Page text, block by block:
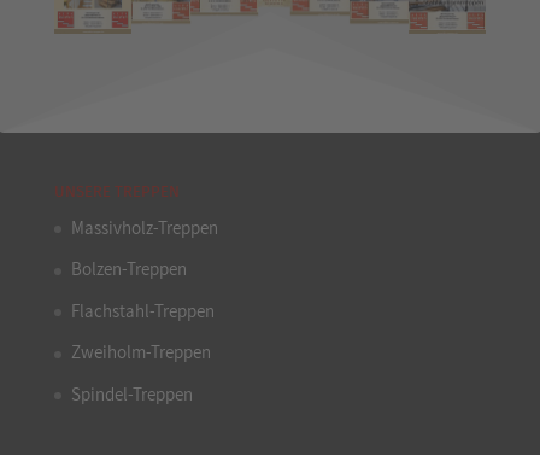
UNSERE TREPPEN
Massivholz-Treppen
Bolzen-Treppen
Flachstahl-Treppen
Zweiholm-Treppen
Spindel-Treppen